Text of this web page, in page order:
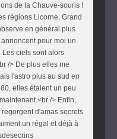
de la Chauve-souris !
régions Licorne, Grand
en général plus
pour moi un
ciels sont alors
/> De plus elles me
l'astro plus au sud en
elles étaient un peu
/> Enfin,
d'amas secrets
un régal et déjà à